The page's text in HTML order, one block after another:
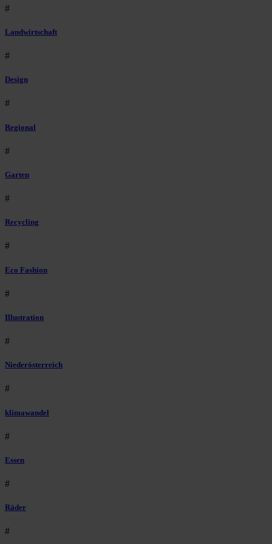
#
Landwirtschaft
#
Design
#
Regional
#
Garten
#
Recycling
#
Eco Fashion
#
Illustration
#
Niederösterreich
#
klimawandel
#
Essen
#
Räder
#